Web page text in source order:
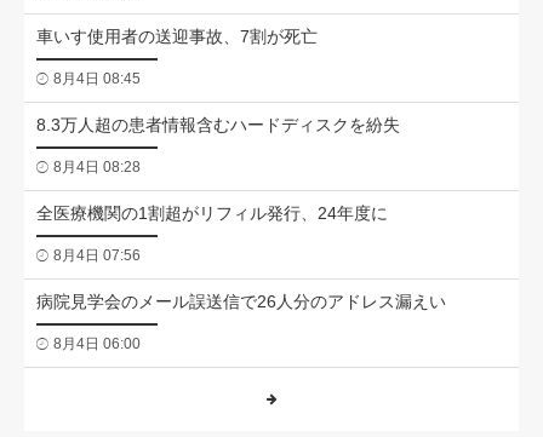
車いす使用者の送迎事故、7割が死亡
8月4日 08:45
8.3万人超の患者情報含むハードディスクを紛失
8月4日 08:28
全医療機関の1割超がリフィル発行、24年度に
8月4日 07:56
病院見学会のメール誤送信で26人分のアドレス漏えい
8月4日 06:00